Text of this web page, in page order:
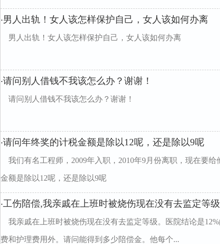
·男人出轨！女人该怎样保护自己，女人该如何办离
男人出轨！女人该怎样保护自己，女人该如何办离
·请问别人借钱不我该怎么办？谢谢！
请问别人借钱不我该怎么办？谢谢！
·请问年终奖的计税金额是除以12呢，还是除以9呢
我们有名工程师，2009年入职，2010年9月份离职，现在要
金额是除以12呢，还是除以9呢
·工伤陪偿,我亲戚在上班时被烧伤现在没有去监定等级
我亲戚在上班时被烧伤现在没有去监定等级。医院结论是
费和护理费用外。请问能得到多少陪偿金。他每个...